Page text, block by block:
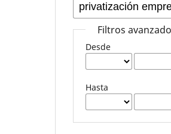
Filtros
Desde
Hasta